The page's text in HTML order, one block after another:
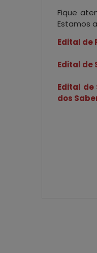
Fique
Estamos
Edital de
Edital de
Edital
dos